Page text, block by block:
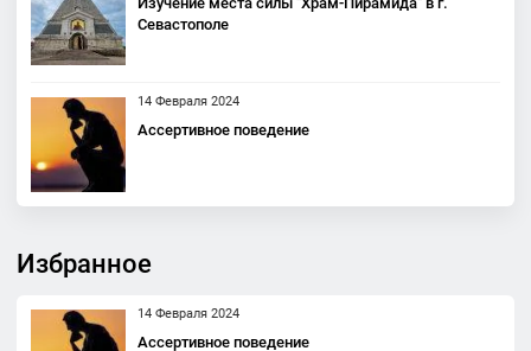
Севастополе
14 Февраля 2024
Ассертивное поведение
Избранное
14 Февраля 2024
Ассертивное поведение